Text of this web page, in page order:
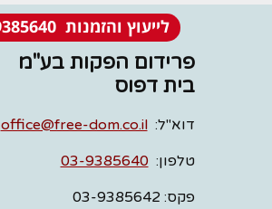
לייעוץ והזמנות 03-9385640
פרידום הפקות בע"מ
בית דפוס
דוא"ל:office@free-dom.co.il
טלפון:03-9385640
פקס: 03-9385642